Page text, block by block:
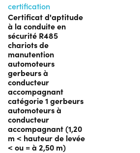
certification
Certificat d'aptitude
à la conduite en
sécurité R485
chariots de
manutention
automoteurs
gerbeurs à
conducteur
accompagnant
catégorie 1 gerbeurs
automoteurs à
conducteur
accompagnant (1,20
m < hauteur de levée
< ou = à 2,50 m)